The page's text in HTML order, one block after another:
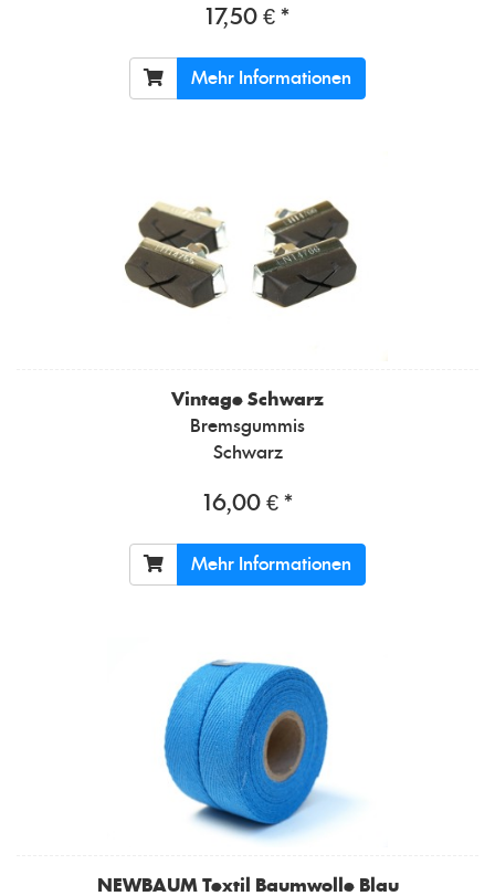
17,50 € *
Mehr Informationen
Vintage Schwarz
Bremsgummis
Schwarz
16,00 € *
Mehr Informationen
NEWBAUM Textil Baumwolle Blau